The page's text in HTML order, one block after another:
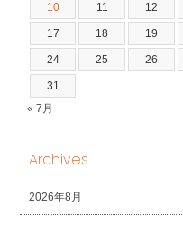
10 11 12
17 18 19
24 25 26
31
« 7月
Archives
2026年8月